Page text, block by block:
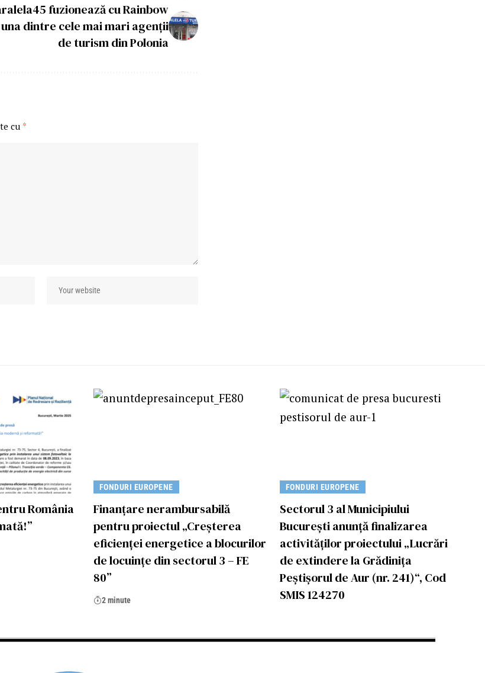
fuzionează cu Rainbow
dintre cele mai mari agenții
de turism din Polonia
cu *
România
FONDURI EUROPENE
Finanțare nerambursabilă
pentru proiectul „Creșterea
eficienței energetice a blocurilor
de locuințe din sectorul 3 – FE
80”
2 minute
FONDURI EUROPENE
Sectorul 3 al Municipiului
Bucureşti anunţă finalizarea
activităţilor proiectului „Lucrări
de extindere la Grădinița
Peștișorul de Aur (nr. 241)“, Cod
SMIS 124270